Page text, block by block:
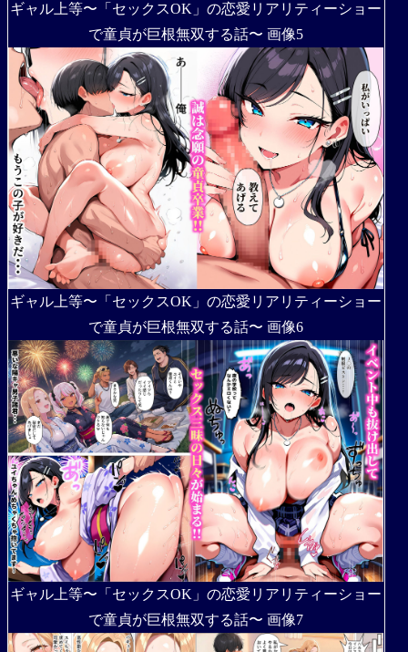
ギャル上等〜「セックスOK」の恋愛リアリティーショー
で童貞が巨根無双する話〜 画像5
ギャル上等〜「セックスOK」の恋愛リアリティーショー
で童貞が巨根無双する話〜 画像6
ギャル上等〜「セックスOK」の恋愛リアリティーショー
で童貞が巨根無双する話〜 画像7